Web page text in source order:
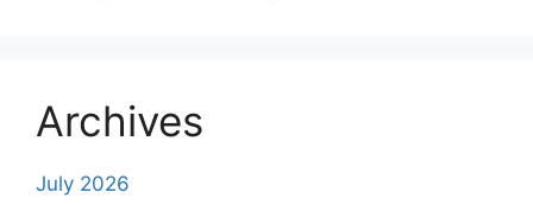
Archives
July 2026